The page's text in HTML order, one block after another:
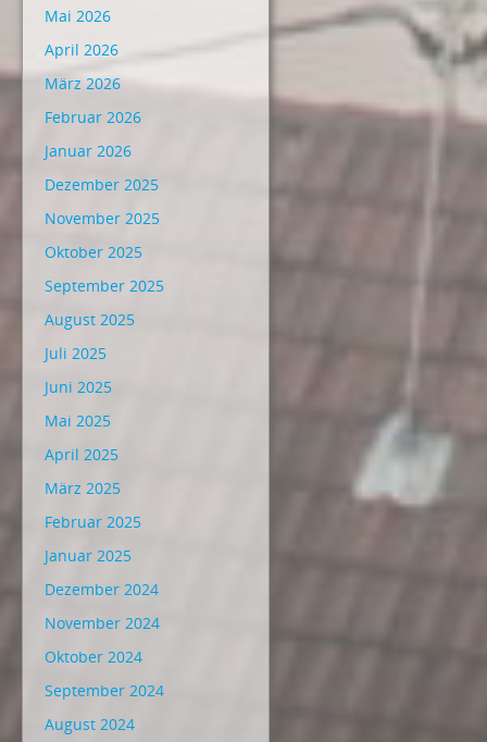
Mai 2026
April 2026
März 2026
Februar 2026
Januar 2026
Dezember 2025
November 2025
Oktober 2025
September 2025
August 2025
Juli 2025
Juni 2025
Mai 2025
April 2025
März 2025
Februar 2025
Januar 2025
Dezember 2024
November 2024
Oktober 2024
September 2024
August 2024